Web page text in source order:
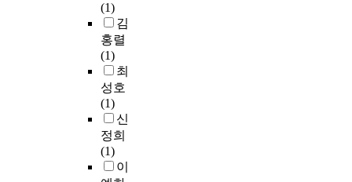
(1)
김
홍렬
(1)
최
성호
(1)
신
정희
(1)
이